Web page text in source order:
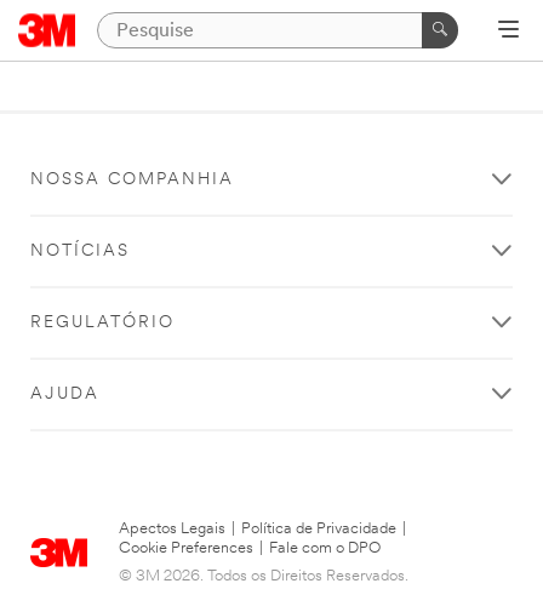
NOSSA COMPANHIA
NOTÍCIAS
REGULATÓRIO
AJUDA
Apectos Legais Política de Privacidade
Cookie Preferences
Fale com o DPO
© 3M 2026. Todos os Direitos Reservados.